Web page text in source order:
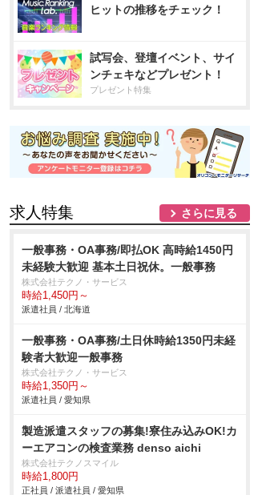
ヒットの推移をチェック！
試写会、登壇イベント、サイ
ンチェキなどプレゼント！
プレゼント特集
求人特集 さらに見る
一般事務・OA事務/即払OK 高時給1450円
未経験大歓迎 基本土日祝休。一般事務
株式会社テクノ・サービス
時給1,450円～
派遣社員 / 北海道
一般事務・OA事務/土日休時給1350円未経
験者大歓迎一般事務
株式会社テクノ・サービス
時給1,350円～
派遣社員 / 愛知県
製造派遣スタッフの募集!寮住み込みOK!カ
ーエアコンの検査業務 denso aichi
株式会社テクノスマイル
時給1,800円
正社員 / 派遣社員 / 愛知県